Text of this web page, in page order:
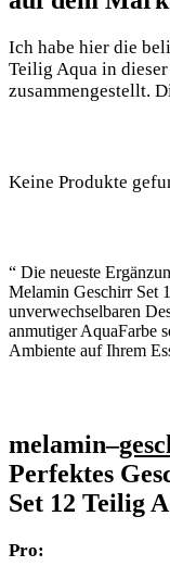
Ich ⁢habe hier⁢ die
Teilig Aqua in
zusammengestellt.
Keine Produkte
“ Die neueste
Melamin Geschirr Set
unverwechselbaren
anmutiger AquaFarbe
⁤Ambiente auf Ihrem‍
melamin–
Perfektes
Set 12 Teilig
Pro: